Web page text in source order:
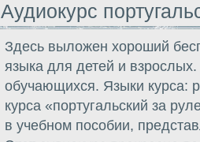
Аудиокурс
Здесь выложен хороший
языка для детей и
обучающихся. Языки курса:
курса «португальский за
в учебном пособии,